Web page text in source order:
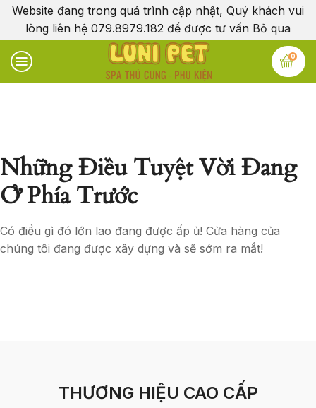
Website đang trong quá trình cập nhật, Quý khách vui
lòng liên hệ 079.8979.182 để được tư vấn Bỏ qua
0
Những Điều Tuyệt Vời Đang
Ở Phía Trước
Có điều gì đó lớn lao đang được ấp ủ! Cửa hàng của
chúng tôi đang được xây dựng và sẽ sớm ra mắt!
THƯƠNG HIỆU CAO CẤP